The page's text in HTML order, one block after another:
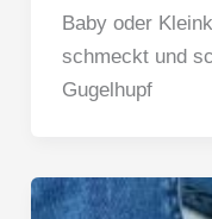
Baby oder
schmeckt und
Gugelhupf